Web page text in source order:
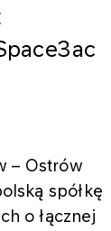
– Ostrów
spółkę
o łącznej